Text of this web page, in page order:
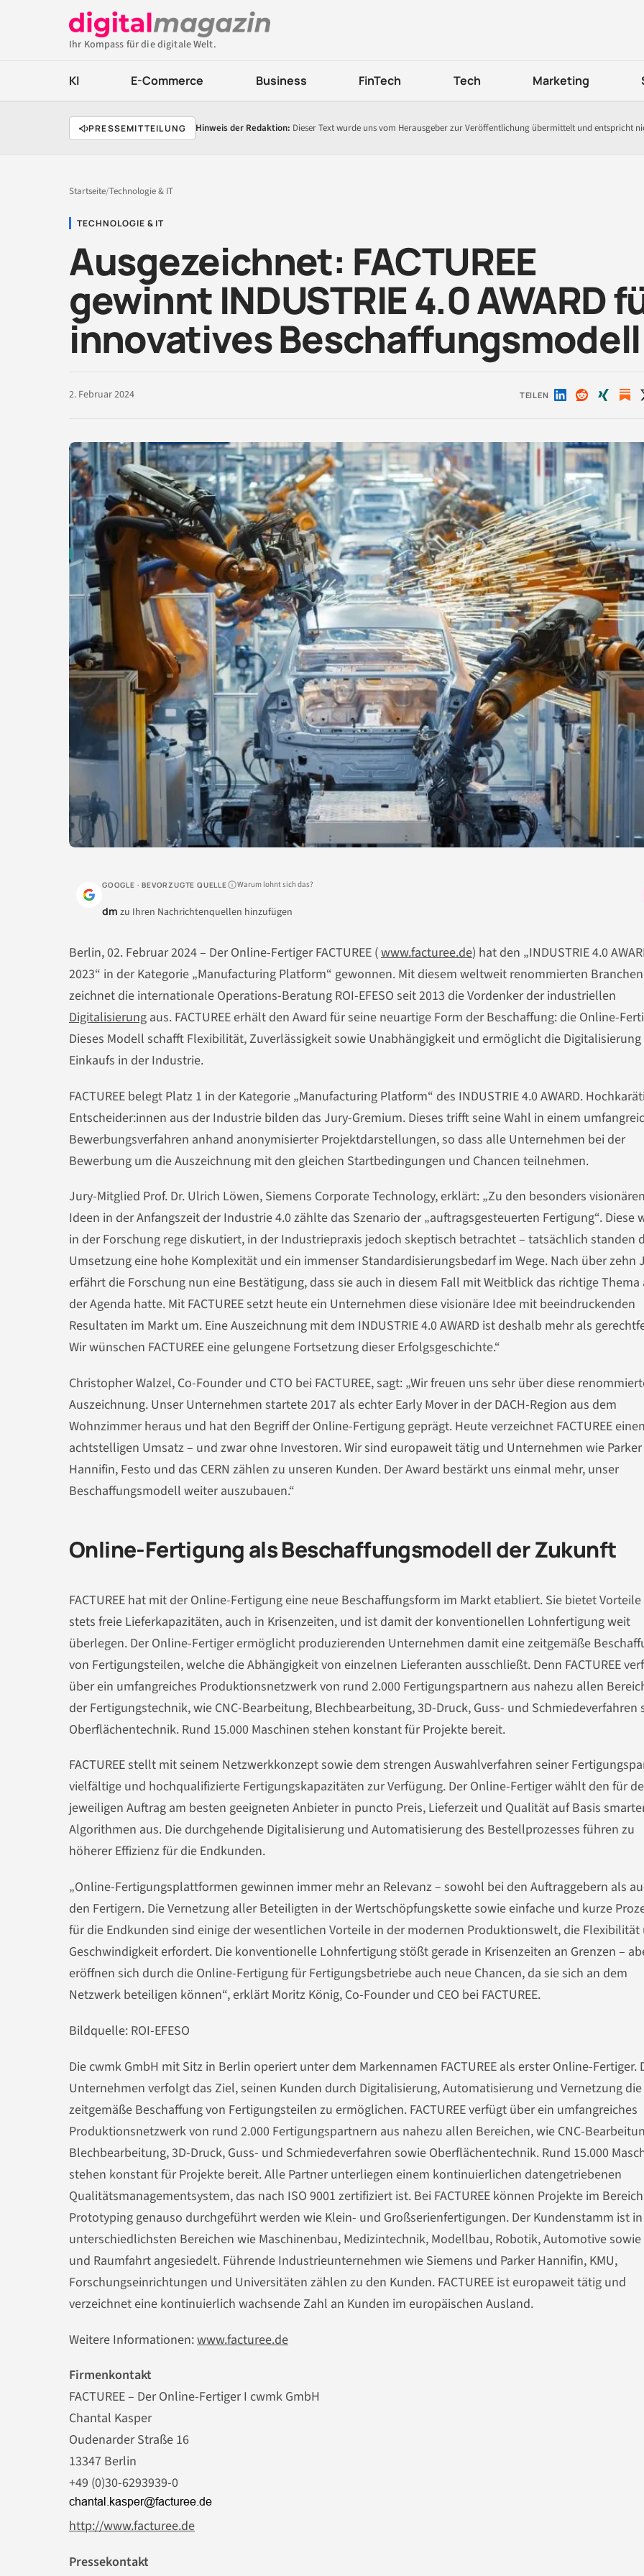
Ihr Kompass für die digitale Welt.
KI E-Commerce Business FinTech Tech Marketing
PRESSEMITTEILUNG Hinweis der Redaktion: Dieser Text wurde uns vom Herausgeber zur Veröffentlichung übermittelt und entspricht
Startseite/Technologie & IT
TECHNOLOGIE & IT
Ausgezeichnet: FACTUREE
gewinnt INDUSTRIE 4.0 AWARD
innovatives Beschaffungsmodell
2. Februar 2024 TEILEN Auf Auf Auf
GOOGLE · BEVORZUGTE QUELLE Warum lohnt sich das?
dm zu Ihren Nachrichtenquellen hinzufügen
Berlin, 02. Februar 2024 – Der Online-Fertiger FACTUREE (www.facturee.de) hat den „INDUSTRIE 4.0
2023“ in der Kategorie „Manufacturing Platform“ gewonnen. Mit diesem weltweit renommierten
zeichnet die internationale Operations-Beratung ROI-EFESO seit 2013 die Vordenker der industriellen
Digitalisierung aus. FACTUREE erhält den Award für seine neuartige Form der Beschaffung: die Online-
Dieses Modell schafft Flexibilität, Zuverlässigkeit sowie Unabhängigkeit und ermöglicht die Digitalisierung
Einkaufs in der Industrie.
FACTUREE belegt Platz 1 in der Kategorie „Manufacturing Platform“ des INDUSTRIE 4.0 AWARD.
Entscheider:innen aus der Industrie bilden das Jury-Gremium. Dieses trifft seine Wahl in einem
Bewerbungsverfahren anhand anonymisierter Projektdarstellungen, so dass alle Unternehmen bei der
Bewerbung um die Auszeichnung mit den gleichen Startbedingungen und Chancen teilnehmen.
Jury-Mitglied Prof. Dr. Ulrich Löwen, Siemens Corporate Technology, erklärt: „Zu den besonders
Ideen in der Anfangszeit der Industrie 4.0 zählte das Szenario der „auftragsgesteuerten Fertigung“. Diese
in der Forschung rege diskutiert, in der Industriepraxis jedoch skeptisch betrachtet – tatsächlich standen
Umsetzung eine hohe Komplexität und ein immenser Standardisierungsbedarf im Wege. Nach über zehn
erfährt die Forschung nun eine Bestätigung, dass sie auch in diesem Fall mit Weitblick das richtige Thema
der Agenda hatte. Mit FACTUREE setzt heute ein Unternehmen diese visionäre Idee mit beeindruckenden
Resultaten im Markt um. Eine Auszeichnung mit dem INDUSTRIE 4.0 AWARD ist deshalb mehr als
Wir wünschen FACTUREE eine gelungene Fortsetzung dieser Erfolgsgeschichte.“
Christopher Walzel, Co-Founder und CTO bei FACTUREE, sagt: „Wir freuen uns sehr über diese
Auszeichnung. Unser Unternehmen startete 2017 als echter Early Mover in der DACH-Region aus dem
Wohnzimmer heraus und hat den Begriff der Online-Fertigung geprägt. Heute verzeichnet FACTUREE
achtstelligen Umsatz – und zwar ohne Investoren. Wir sind europaweit tätig und Unternehmen wie Parker
Hannifin, Festo und das CERN zählen zu unseren Kunden. Der Award bestärkt uns einmal mehr, unser
Beschaffungsmodell weiter auszubauen.“
Online-Fertigung als Beschaffungsmodell der Zukunft
FACTUREE hat mit der Online-Fertigung eine neue Beschaffungsform im Markt etabliert. Sie bietet
stets freie Lieferkapazitäten, auch in Krisenzeiten, und ist damit der konventionellen Lohnfertigung weit
überlegen. Der Online-Fertiger ermöglicht produzierenden Unternehmen damit eine zeitgemäße
von Fertigungsteilen, welche die Abhängigkeit von einzelnen Lieferanten ausschließt. Denn FACTUREE
über ein umfangreiches Produktionsnetzwerk von rund 2.000 Fertigungspartnern aus nahezu allen
der Fertigungstechnik, wie CNC-Bearbeitung, Blechbearbeitung, 3D-Druck, Guss- und Schmiedeverfahren
Oberflächentechnik. Rund 15.000 Maschinen stehen konstant für Projekte bereit.
FACTUREE stellt mit seinem Netzwerkkonzept sowie dem strengen Auswahlverfahren seiner
vielfältige und hochqualifizierte Fertigungskapazitäten zur Verfügung. Der Online-Fertiger wählt den für
jeweiligen Auftrag am besten geeigneten Anbieter in puncto Preis, Lieferzeit und Qualität auf Basis
Algorithmen aus. Die durchgehende Digitalisierung und Automatisierung des Bestellprozesses führen zu
höherer Effizienz für die Endkunden.
„Online-Fertigungsplattformen gewinnen immer mehr an Relevanz – sowohl bei den Auftraggebern als
den Fertigern. Die Vernetzung aller Beteiligten in der Wertschöpfungskette sowie einfache und kurze
für die Endkunden sind einige der wesentlichen Vorteile in der modernen Produktionswelt, die Flexibilität
Geschwindigkeit erfordert. Die konventionelle Lohnfertigung stößt gerade in Krisenzeiten an Grenzen –
eröffnen sich durch die Online-Fertigung für Fertigungsbetriebe auch neue Chancen, da sie sich an dem
Netzwerk beteiligen können“, erklärt Moritz König, Co-Founder und CEO bei FACTUREE.
Bildquelle: ROI-EFESO
Die cwmk GmbH mit Sitz in Berlin operiert unter dem Markennamen FACTUREE als erster Online-Fertiger.
Unternehmen verfolgt das Ziel, seinen Kunden durch Digitalisierung, Automatisierung und Vernetzung die
zeitgemäße Beschaffung von Fertigungsteilen zu ermöglichen. FACTUREE verfügt über ein umfangreiches
Produktionsnetzwerk von rund 2.000 Fertigungspartnern aus nahezu allen Bereichen, wie CNC-
Blechbearbeitung, 3D-Druck, Guss- und Schmiedeverfahren sowie Oberflächentechnik. Rund 15.000
stehen konstant für Projekte bereit. Alle Partner unterliegen einem kontinuierlichen datengetriebenen
Qualitätsmanagementsystem, das nach ISO 9001 zertifiziert ist. Bei FACTUREE können Projekte im Bereich
Prototyping genauso durchgeführt werden wie Klein- und Großserienfertigungen. Der Kundenstamm ist
unterschiedlichsten Bereichen wie Maschinenbau, Medizintechnik, Modellbau, Robotik, Automotive
und Raumfahrt angesiedelt. Führende Industrieunternehmen wie Siemens und Parker Hannifin, KMU,
Forschungseinrichtungen und Universitäten zählen zu den Kunden. FACTUREE ist europaweit tätig und
verzeichnet eine kontinuierlich wachsende Zahl an Kunden im europäischen Ausland.
Weitere Informationen:www.facturee.de
Firmenkontakt
FACTUREE – Der Online-Fertiger I cwmk GmbH
Chantal Kasper
Oudenarder Straße 16
13347 Berlin
+49 (0)30-6293939-0
http://www.facturee.de
Pressekontakt